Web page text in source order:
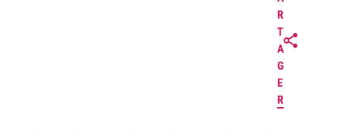
R
T
A
G
E
R